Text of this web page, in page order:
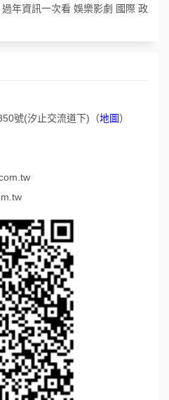
年資訊一次看 娛樂影劇 國際 政
號(汐止交流道下) （地圖）